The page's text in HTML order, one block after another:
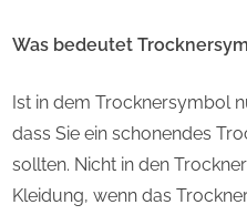
Was bedeutet
Ist in dem Trocknersymbol
dass Sie ein schonendes
sollten. Nicht in den
Kleidung, wenn das